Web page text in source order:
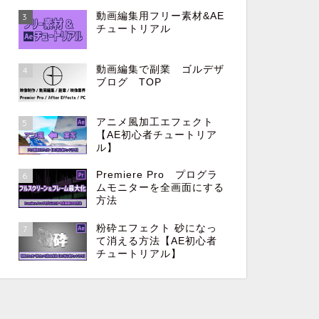
3
動画編集用フリー素材&AE
チュートリアル
4
動画編集で副業 ゴルデザ
ブログ TOP
5
アニメ風加工エフェクト
【AE初心者チュートリア
ル】
6
Premiere Pro プログラ
ムモニターを全画面にする
方法
7
粉砕エフェクト 砂になっ
て消える方法【AE初心者
チュートリアル】